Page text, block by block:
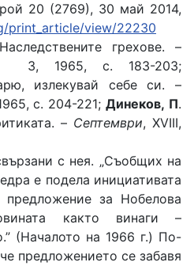
20 (2769), 30 май 2014,
print_article/view/22230
грехове. –
3, 1965, с. 183-203;
излекувай себе си. –
с. 204-221; Динеков, П.
– Септември, ХVІІІ,
с нея. „Съобщих на
е подела инициативата
за Нобелова
както винаги –
(Началото на 1966 г.) По-
предложението се забавя